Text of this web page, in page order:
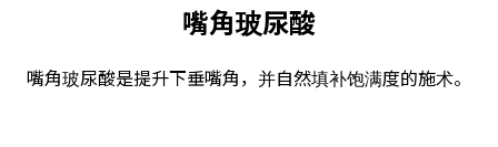
嘴角玻尿酸
嘴角玻尿酸是提升下垂嘴角，并自然填补饱满度的施术。